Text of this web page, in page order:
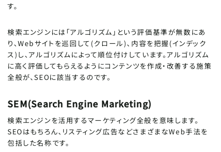
す。
検索エンジンには「アルゴリズム」という評価基準が無数にあ
り、Webサイトを巡回して(クロール)、内容を把握(インデック
ス)し、アルゴリズムによって順位付けしています。アルゴリズム
に高く評価してもらえるようにコンテンツを作成・改善する施策
全般が、SEOに該当するのです。
SEM(Search Engine Marketing)
検索エンジンを活用するマーケティング全般を意味します。
SEOはもちろん、リスティング広告などさまざまなWeb手法を
包括した名称です。